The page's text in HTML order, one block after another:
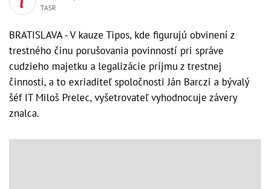
TASR
BRATISLAVA - V kauze Tipos, kde figurujú obvinení z
trestného činu porušovania povinností pri správe
cudzieho majetku a legalizácie príjmu z trestnej
činnosti, a to exriaditeľ spoločnosti Ján Barczi a bývalý
šéf IT Miloš Prelec, vyšetrovateľ vyhodnocuje závery
znalca.